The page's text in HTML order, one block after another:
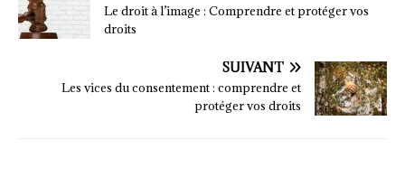
Le droit à l’image : Comprendre et protéger vos
droits
SUIVANT
Les vices du consentement : comprendre et
protéger vos droits